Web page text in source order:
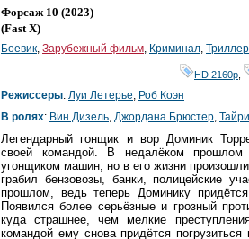
Форсаж 10 (2023)
(Fast X)
Боевик, Зарубежный фильм, Криминал, Триллер
HD 2160р
Режиссеры: Луи Летерье, Роб Коэн
В ролях: Вин Дизель, Джордана Брюстер,
Легендарный гонщик и вор Доминик
своей командой. В недалёком
угонщиком машин, но в его жизни
грабил бензовозы, банки, полицейские
прошлом, ведь теперь Доминику придётся
Появился более серьёзные и грозный
куда страшнее, чем мелкие
командой ему снова придётся